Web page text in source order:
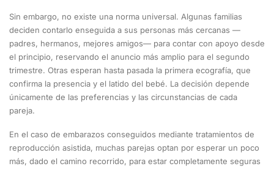
Sin embargo, no existe una norma universal. Algunas familias
deciden contarlo enseguida a sus personas más cercanas —
padres, hermanos, mejores amigos— para contar con apoyo desde
el principio, reservando el anuncio más amplio para el segundo
trimestre. Otras esperan hasta pasada la primera ecografía, que
confirma la presencia y el latido del bebé. La decisión depende
únicamente de las preferencias y las circunstancias de cada
pareja.
En el caso de embarazos conseguidos mediante tratamientos de
reproducción asistida, muchas parejas optan por esperar un poco
más, dado el camino recorrido, para estar completamente seguras